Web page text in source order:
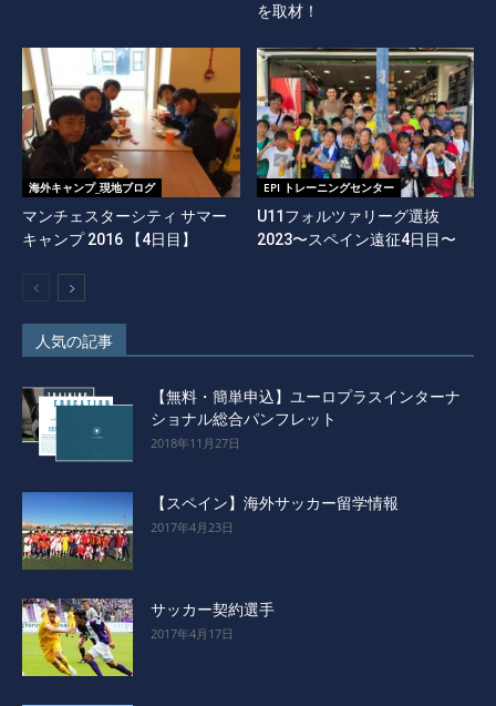
を取材！
海外キャンプ_現地ブログ
マンチェスターシティ サマー
キャンプ 2016 【4日目】
EPI トレーニングセンター
U11フォルツァリーグ選抜
2023〜スペイン遠征4日目〜
人気の記事
【無料・簡単申込】ユーロプラスインターナ
ショナル総合パンフレット
2018年11月27日
【スペイン】海外サッカー留学情報
2017年4月23日
サッカー契約選手
2017年4月17日